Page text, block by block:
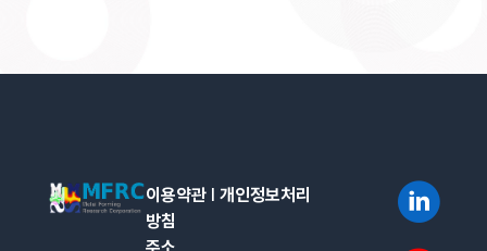
이용약관 l개인정보처리
방침